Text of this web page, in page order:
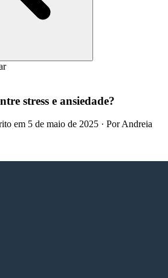
stress e ansiedade?
em 5 de maio de 2025 · PorAndreia